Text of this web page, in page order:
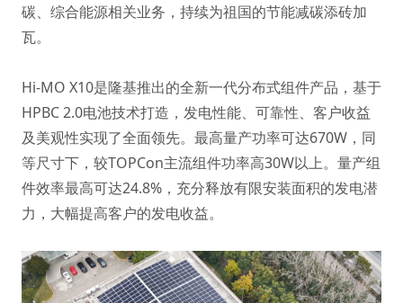
碳、综合能源相关业务，持续为祖国的节能减碳添砖加
瓦。
Hi-MO X10是隆基推出的全新一代分布式组件产品，基于
HPBC 2.0电池技术打造，发电性能、可靠性、客户收益
及美观性实现了全面领先。最高量产功率可达670W，同
等尺寸下，较TOPCon主流组件功率高30W以上。量产组
件效率最高可达24.8%，充分释放有限安装面积的发电潜
力，大幅提高客户的发电收益。